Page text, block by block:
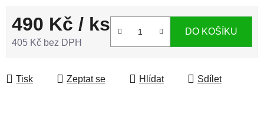
490 Kč / ks
405 Kč bez DPH
DO KOŠÍKU
Tisk Zeptat se Hlídat Sdílet